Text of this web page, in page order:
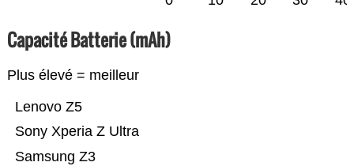
Capacité Batterie (mAh)
Plus élevé = meilleur
Samsung Z3
Sony Xperia Z Ultra
Lenovo Z5